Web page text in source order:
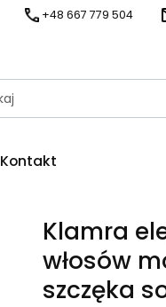
+48 667 779 504
Kontakt
Klamra
włosów
szczęka